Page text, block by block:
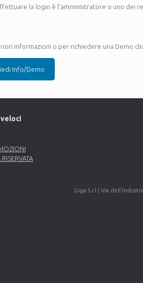
la login è l’amministratore o uno dei
informazioni o per richiedere una Demo
Info/Demo
RISERVATA
Giga S.r.l | Via